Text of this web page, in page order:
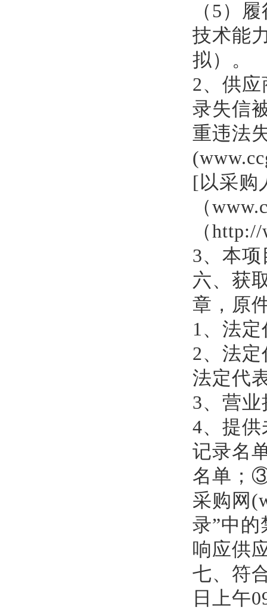
（5）
技术能
拟） 。
2、 供应
录失信
重违法
[以采购
（
（
3、本
六、 获
章 ，原
1、法
2、 法定
法定代
3、营
4、提供
记录名
名单；
采购网
录”中
响应供
七、符
日上午